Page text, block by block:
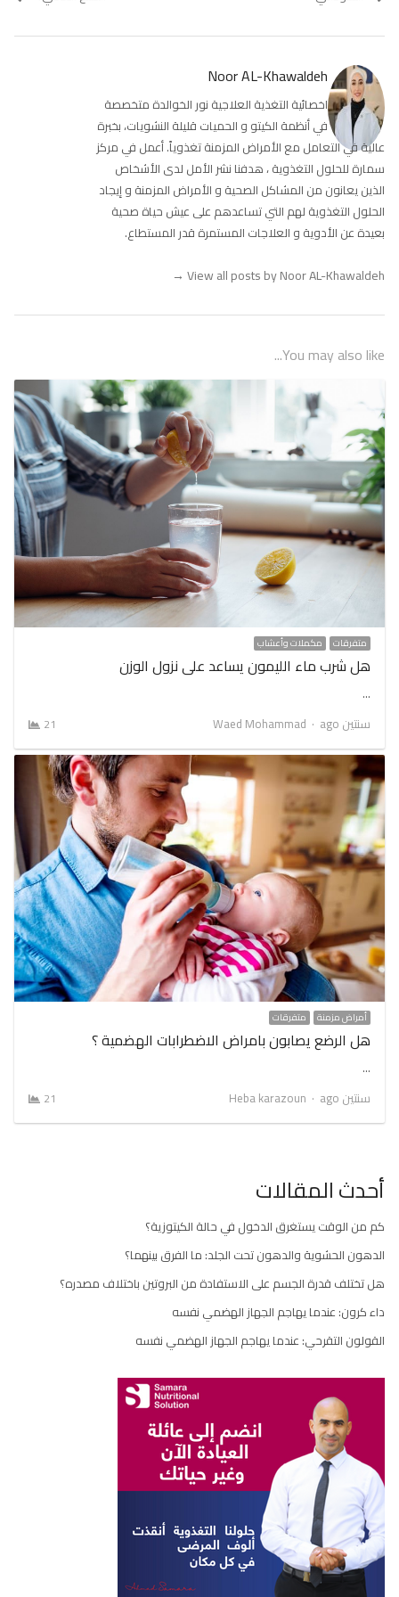
Noor AL-Khawaldeh
اخصائية التغذية العلاجية نور الخوالدة متخصصة
في أنظمة الكيتو و الحميات قليلة النشويات، بخبرة
عالية في التعامل مع الأمراض المزمنة تغذوياً. أعمل في مركز
سمارة للحلول التغذوية ، هدفنا نشر الأمل لدى الأشخاص
الذين يعانون من المشاكل الصحية و الأمراض المزمنة و إيجاد
الحلول التغذوية لهم التي تساعدهم على عيش حياة صحية
بعيدة عن الأدوية و العلاجات المستمرة قدر المستطاع.
View all posts by Noor AL-Khawaldeh
→
You may also like...
متفرقات مكملات وأعشاب
هل شرب ماء الليمون يساعد على نزول الوزن
…
سنتين ago
Author
Waed Mohammad
21
أمراض مزمنة متفرقات
هل الرضع يصابون بامراض الاضطرابات الهضمية ؟
…
سنتين ago
Author
Heba karazoun
21
أحدث المقالات
كم من الوقت يستغرق الدخول في حالة الكيتوزية؟
الدهون الحشوية والدهون تحت الجلد: ما الفرق بينهما؟
هل تختلف قدرة الجسم على الاستفادة من البروتين باختلاف مصدره؟
داء كرون: عندما يهاجم الجهاز الهضمي نفسه
القولون التقرحي: عندما يهاجم الجهاز الهضمي نفسه